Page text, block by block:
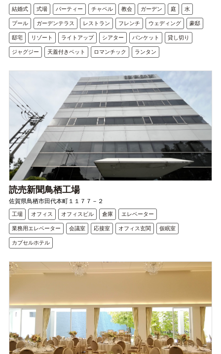
結婚式 式場 パーティー チャペル 教会 ガーデン 庭 水
プール ガーデンテラス レストラン フレンチ ウェディング 豪邸
邸宅 リゾート ライトアップ シアター バンケット 貸し切り
ジャグジー 天蓋付きベット ロマンチック ランタン
読売新聞鳥栖工場
佐賀県鳥栖市田代本町１１７７－２
工場 オフィス オフィスビル 倉庫 エレベーター
業務用エレベーター 会議室 応接室 オフィス玄関 仮眠室
カプセルホテル